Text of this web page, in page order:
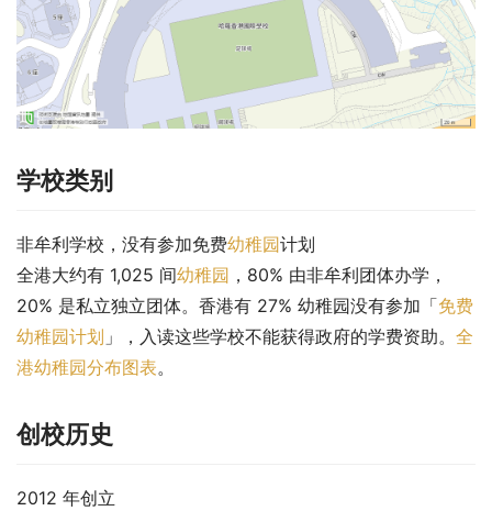
学校类别
非牟利学校，没有参加免费幼稚园计划
全港大约有 1,025 间幼稚园 ，80% 由非牟利团体办学，
20% 是私立独立团体。香港有 27% 幼稚园没有参加「免费
幼稚园计划 」，入读这些学校不能获得政府的学费资助。 全
港幼稚园分布图表。
创校历史
2012 年创立